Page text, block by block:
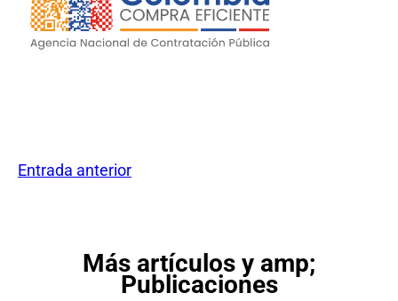
Entrada anterior
Más artículos y amp;
Publicaciones